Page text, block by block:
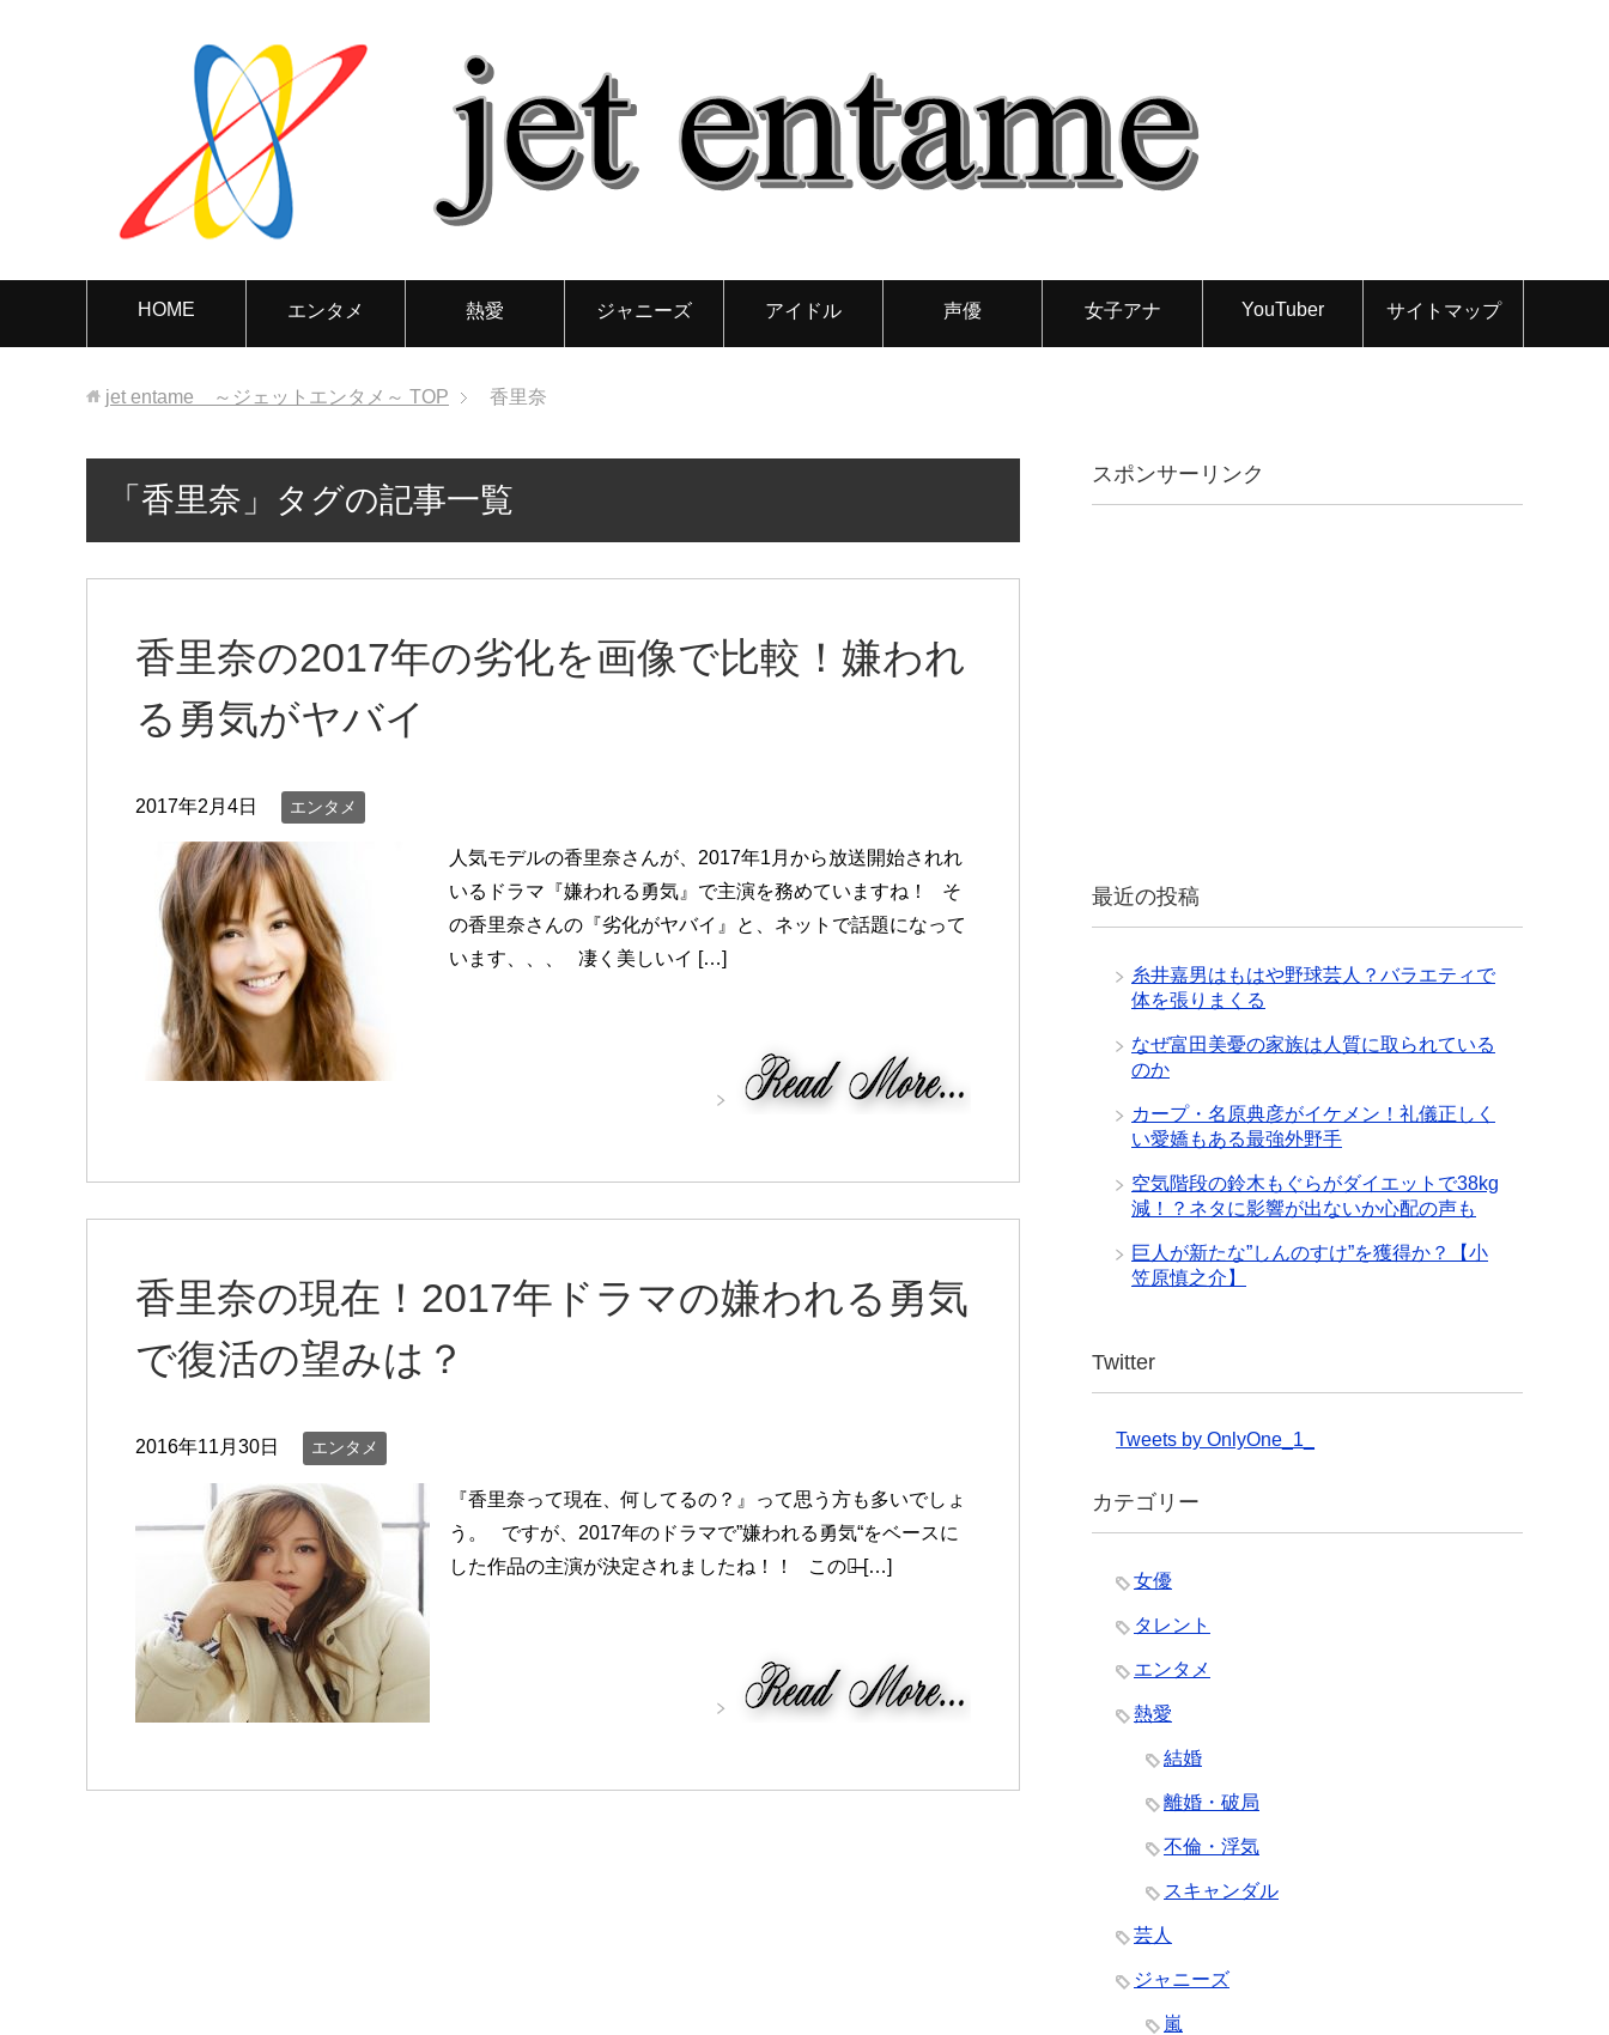
HOME エンタメ 熱愛 ジャニーズ アイドル 声優 女子アナ YouTuber サイトマップ
jet entame ～ジェットエンタメ～ TOP 香里奈
「香里奈」タグの記事一覧
香里奈の2017年の劣化を画像で比較！嫌われ
る勇気がヤバイ
2017年2月4日 エンタメ
人気モデルの香里奈さんが、2017年1月から放送開始されれ
いるドラマ『嫌われる勇気』で主演を務めていますね！ そ
の香里奈さんの『劣化がヤバイ』と、ネットで話題になって
います、、、 凄く美しいイ […]
香里奈の現在！2017年ドラマの嫌われる勇気
で復活の望みは？
2016年11月30日 エンタメ
『香里奈って現在、何してるの？』って思う方も多いでしょ
う。 ですが、2017年のドラマで”嫌われる勇気“をベースに
した作品の主演が決定されましたね！！ この、̶ […]
スポンサーリンク
最近の投稿
糸井嘉男はもはや野球芸人？バラエティで
体を張りまくる
なぜ富田美憂の家族は人質に取られている
のか
カープ・名原典彦がイケメン！礼儀正しく
い愛嬌もある最強外野手
空気階段の鈴木もぐらがダイエットで38kg
減！？ネタに影響が出ないか心配の声も
巨人が新たな”しんのすけ”を獲得か？【小
笠原慎之介】
Twitter
Tweets by OnlyOne_1_
カテゴリー
女優
タレント
エンタメ
熱愛
結婚
離婚・破局
不倫・浮気
スキャンダル
芸人
ジャニーズ
嵐